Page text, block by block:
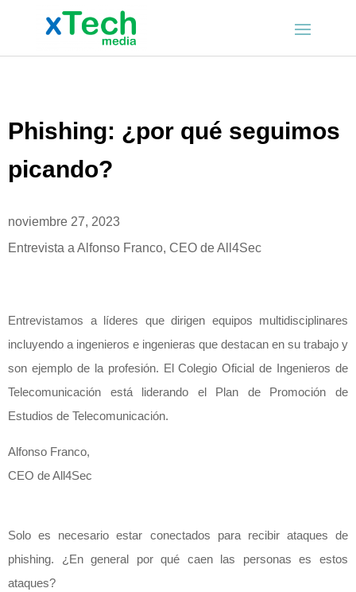
Phishing: ¿por qué seguimos
picando?
noviembre 27, 2023
Entrevista a Alfonso Franco, CEO de All4Sec
Entrevistamos a líderes que dirigen equipos multidisciplinares
incluyendo a ingenieros e ingenieras que destacan en su trabajo y
son ejemplo de la profesión. El Colegio Oficial de Ingenieros de
Telecomunicación está liderando el Plan de Promoción de
Estudios de Telecomunicación.
Alfonso Franco,
CEO de All4Sec
Solo es necesario estar conectados para recibir ataques de
phishing. ¿En general por qué caen las personas es estos
ataques?